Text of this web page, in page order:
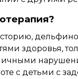
здоровья,
с детьми с